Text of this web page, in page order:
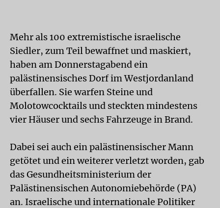
Mehr als 100 extremistische israelische
Siedler, zum Teil bewaffnet und maskiert,
haben am Donnerstagabend ein
palästinensisches Dorf im Westjordanland
überfallen. Sie warfen Steine ​​und
Molotowcocktails und steckten mindestens
vier Häuser und sechs Fahrzeuge in Brand.
Dabei sei auch ein palästinensischer Mann
getötet und ein weiterer verletzt worden, gab
das Gesundheitsministerium der
Palästinensischen Autonomiebehörde (PA)
an. Israelische und internationale Politiker